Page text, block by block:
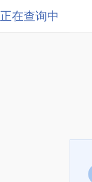
正在查询中